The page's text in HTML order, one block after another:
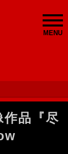
MENU
品『尽